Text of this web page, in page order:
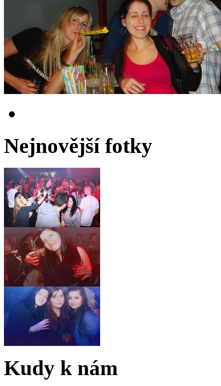
Nejnovější fotky
Kudy k nám